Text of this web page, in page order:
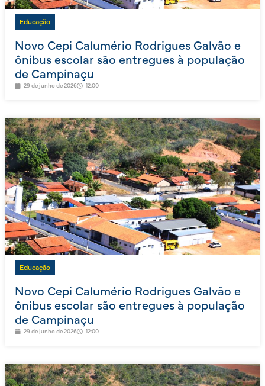
Educação
Novo Cepi Calumério Rodrigues Galvão e
ônibus escolar são entregues à população
de Campinaçu
29 de junho de 2026 12:00
Educação
Novo Cepi Calumério Rodrigues Galvão e
ônibus escolar são entregues à população
de Campinaçu
29 de junho de 2026 12:00